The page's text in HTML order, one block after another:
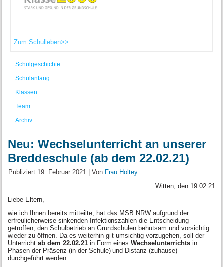
Zum Schulleben>>
Schulgeschichte
Schulanfang
Klassen
Team
Archiv
Neu: Wechselunterricht an unserer
Breddeschule (ab dem 22.02.21)
Publiziert 19. Februar 2021 |Von Frau Holtey
Witten, den 19.02.21
Liebe Eltern,
wie ich Ihnen bereits mitteilte, hat das MSB NRW aufgrund der
erfreulicherweise sinkenden Infektionszahlen die Entscheidung
getroffen, den Schulbetrieb an Grundschulen behutsam und vorsichtig
wieder zu öffnen. Da es weiterhin gilt umsichtig vorzugehen, soll der
Unterrichtab dem 22.02.21 in Form einesWechselunterrichts in
Phasen der Präsenz (in der Schule) und Distanz (zuhause)
durchgeführt werden.